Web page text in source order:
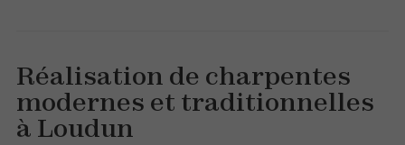
Réalisation de charpentes
modernes et traditionnelles
à Loudun